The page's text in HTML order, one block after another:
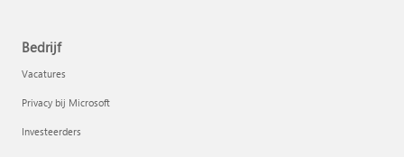
Bedrijf
Vacatures
Privacy bij Microsoft
Investeerders